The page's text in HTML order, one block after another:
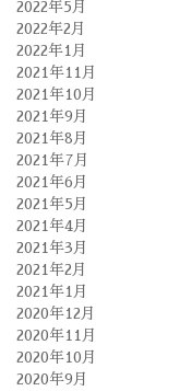
2022年5月
2022年2月
2022年1月
2021年11月
2021年10月
2021年9月
2021年8月
2021年7月
2021年6月
2021年5月
2021年4月
2021年3月
2021年2月
2021年1月
2020年12月
2020年11月
2020年10月
2020年9月